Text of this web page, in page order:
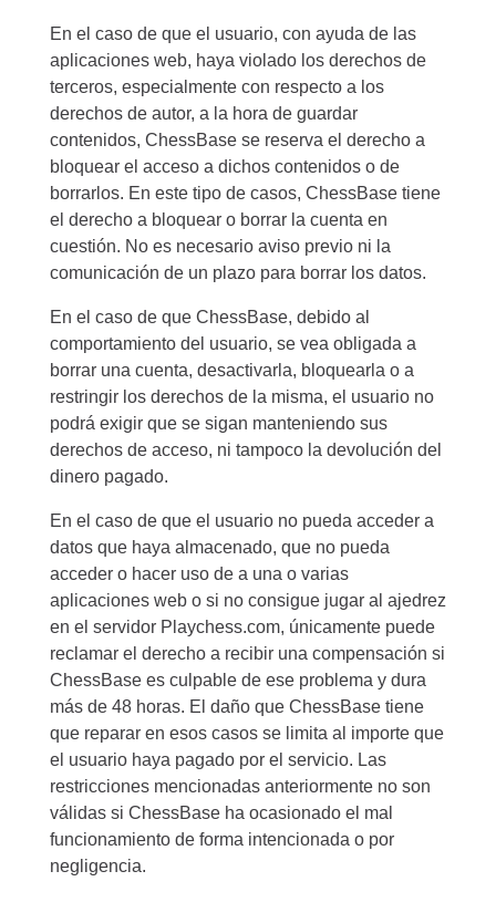
En el caso de que el usuario, con ayuda de las
aplicaciones web, haya violado los derechos de
terceros, especialmente con respecto a los
derechos de autor, a la hora de guardar
contenidos, ChessBase se reserva el derecho a
bloquear el acceso a dichos contenidos o de
borrarlos. En este tipo de casos, ChessBase tiene
el derecho a bloquear o borrar la cuenta en
cuestión. No es necesario aviso previo ni la
comunicación de un plazo para borrar los datos.
En el caso de que ChessBase, debido al
comportamiento del usuario, se vea obligada a
borrar una cuenta, desactivarla, bloquearla o a
restringir los derechos de la misma, el usuario no
podrá exigir que se sigan manteniendo sus
derechos de acceso, ni tampoco la devolución del
dinero pagado.
En el caso de que el usuario no pueda acceder a
datos que haya almacenado, que no pueda
acceder o hacer uso de a una o varias
aplicaciones web o si no consigue jugar al ajedrez
en el servidor Playchess.com, únicamente puede
reclamar el derecho a recibir una compensación si
ChessBase es culpable de ese problema y dura
más de 48 horas. El daño que ChessBase tiene
que reparar en esos casos se limita al importe que
el usuario haya pagado por el servicio. Las
restricciones mencionadas anteriormente no son
válidas si ChessBase ha ocasionado el mal
funcionamiento de forma intencionada o por
negligencia.